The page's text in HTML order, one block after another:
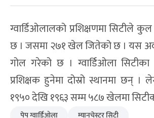
ग्वार्डिओलालको प्रशिक्षणमा
छ । जसमा २७१ खेल जितेको छ । यस
गोल गरेको छ । ग्वार्डिओला
प्रशिक्षक हुनेमा दोस्रो स्थानमा छन् ।
१९५० देखि १९६३ सम्म ५८७ खेलमा
पेप ग्वार्डिओला म्यानचेस्टर सिटी